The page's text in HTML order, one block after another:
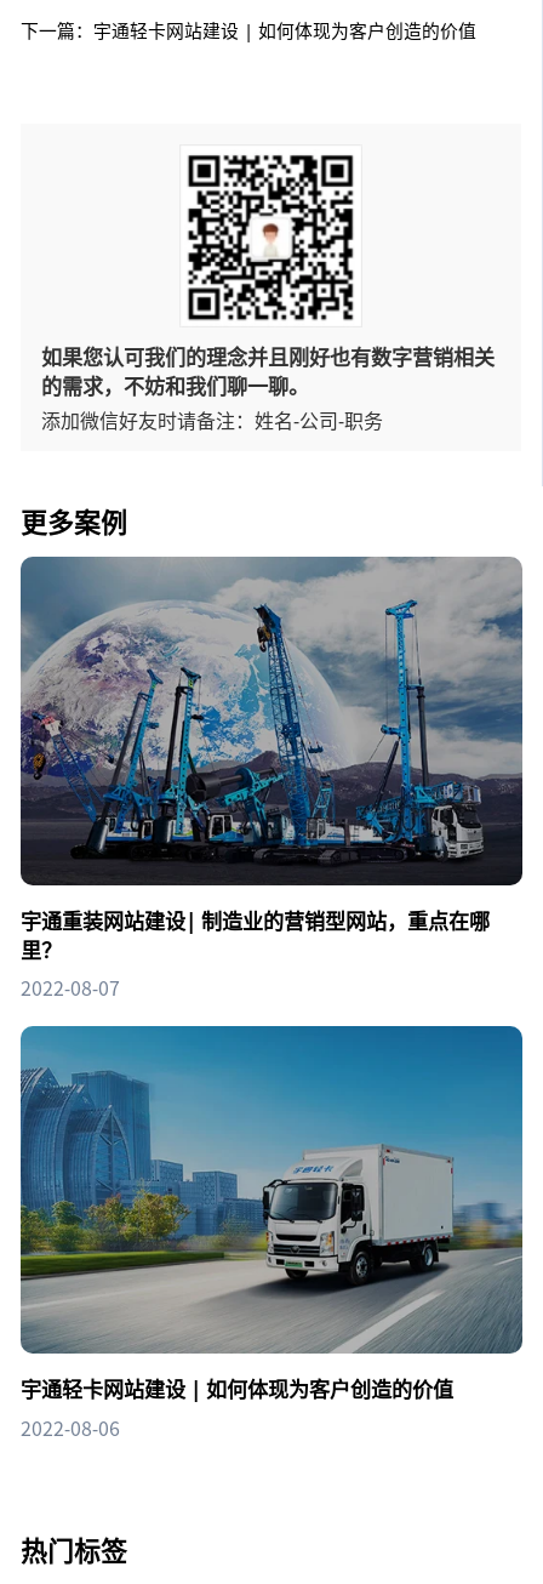
下一篇：宇通轻卡网站建设 | 如何体现为客户创造的价值
如果您认可我们的理念并且刚好也有数字营销相关
的需求，不妨和我们聊一聊。
添加微信好友时请备注：姓名-公司-职务
更多案例
宇通重装网站建设| 制造业的营销型网站，重点在哪
里？
2022-08-07
宇通轻卡网站建设 | 如何体现为客户创造的价值
2022-08-06
热门标签